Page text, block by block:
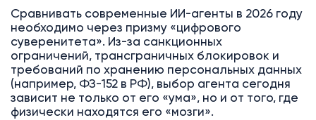
Сравнивать современные ИИ-агенты в 2026 году
необходимо через призму «цифрового
суверенитета». Из-за санкционных
ограничений, трансграничных блокировок и
требований по хранению персональных данных
(например, ФЗ-152 в РФ), выбор агента сегодня
зависит не только от его «ума», но и от того, где
физически находятся его «мозги».